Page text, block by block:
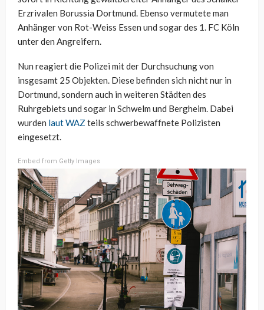
Erzrivalen Borussia Dortmund. Ebenso vermutete man
Anhänger von Rot-Weiss Essen und sogar des 1. FC Köln
unter den Angreifern.
Nun reagiert die Polizei mit der Durchsuchung von
insgesamt 25 Objekten. Diese befinden sich nicht nur in
Dortmund, sondern auch in weiteren Städten des
Ruhrgebiets und sogar in Schwelm und Bergheim. Dabei
wurden laut WAZ teils schwerbewaffnete Polizisten
eingesetzt.
Embed from Getty Images